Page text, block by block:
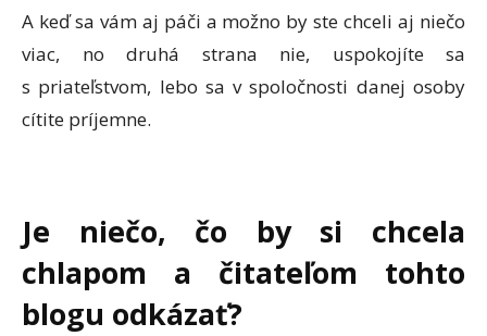
A keď sa vám aj páči a možno by ste chceli aj niečo
viac, no druhá strana nie, uspokojíte sa
s priateľstvom, lebo sa v spoločnosti danej osoby
cítite príjemne.
Je niečo, čo by si chcela
chlapom a čitateľom tohto
blogu odkázať?